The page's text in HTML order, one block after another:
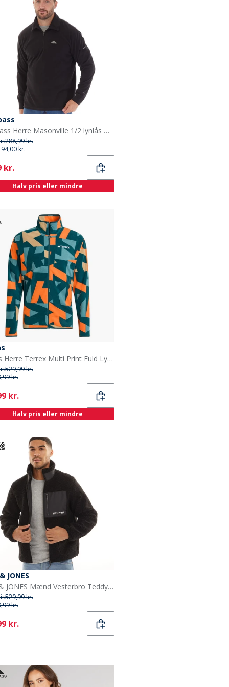
Trespass Herre Masonville 1/2 lynlås Mikro Fleece Sort
288,99 kr.
kr.
kr.
Halv pris eller mindre
adidas Herre Terrex Multi Print Fuld Lynlås Fleece Jakke Aurora Ivory/Semi Impact Orange
529,99 kr.
kr.
kr.
Halv pris eller mindre
JONES
JACK & JONES Mænd Vesterbro Teddy Jakke Sort
529,99 kr.
kr.
kr.